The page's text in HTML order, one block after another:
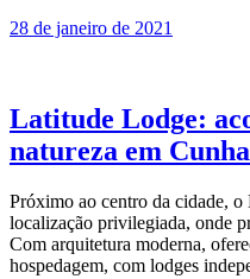
28 de janeiro de 2021
Latitude Lodge:
natureza em Cunha
Próximo ao centro da cidade,
localização privilegiada, onde
Com arquitetura moderna,
hospedagem, com lodges